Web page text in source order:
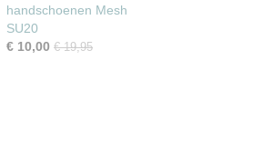
handschoenen Mesh
SU20
€ 10,00 € 19,95